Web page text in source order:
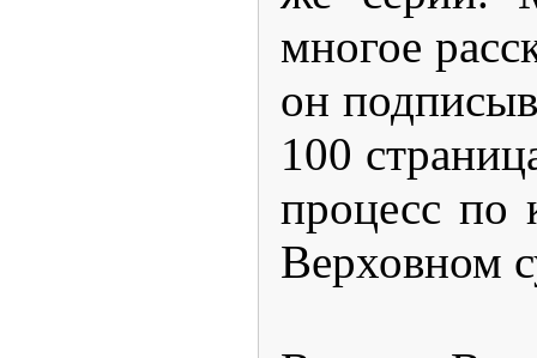
многое
он
100
процесс по
Верховном